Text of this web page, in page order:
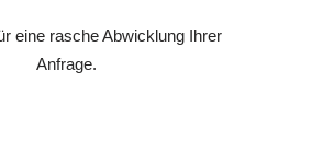
eine rasche Abwicklung Ihrer
Anfrage.